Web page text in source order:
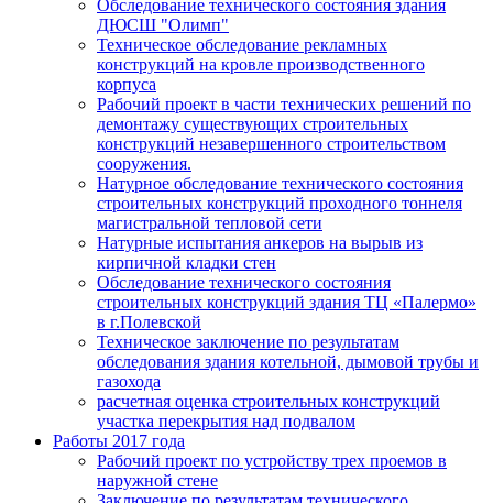
Обследование технического состояния здания
ДЮСШ "Олимп"
Техническое обследование рекламных
конструкций на кровле производственного
корпуса
Рабочий проект в части технических решений по
демонтажу существующих строительных
конструкций незавершенного строительством
сооружения.
Натурное обследование технического состояния
строительных конструкций проходного тоннеля
магистральной тепловой сети
Натурные испытания анкеров на вырыв из
кирпичной кладки стен
Обследование технического состояния
строительных конструкций здания ТЦ «Палермо»
в г.Полевской
Техническое заключение по результатам
обследования здания котельной, дымовой трубы и
газохода
расчетная оценка строительных конструкций
участка перекрытия над подвалом
Работы 2017 года
Рабочий проект по устройству трех проемов в
наружной стене